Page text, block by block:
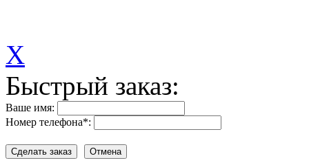
X
Быстрый заказ:
Ваше имя:
Номер телефона*: